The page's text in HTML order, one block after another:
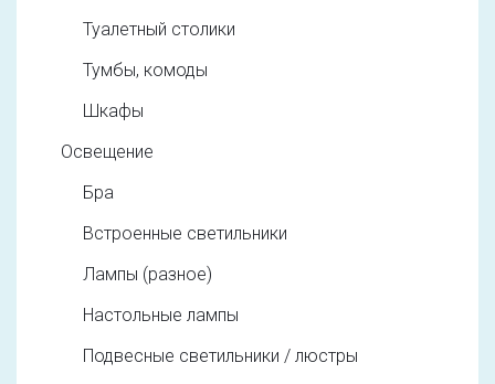
Туалетный столики
Тумбы, комоды
Шкафы
Освещение
Бра
Встроенные светильники
Лампы (разное)
Настольные лампы
Подвесные светильники / люстры